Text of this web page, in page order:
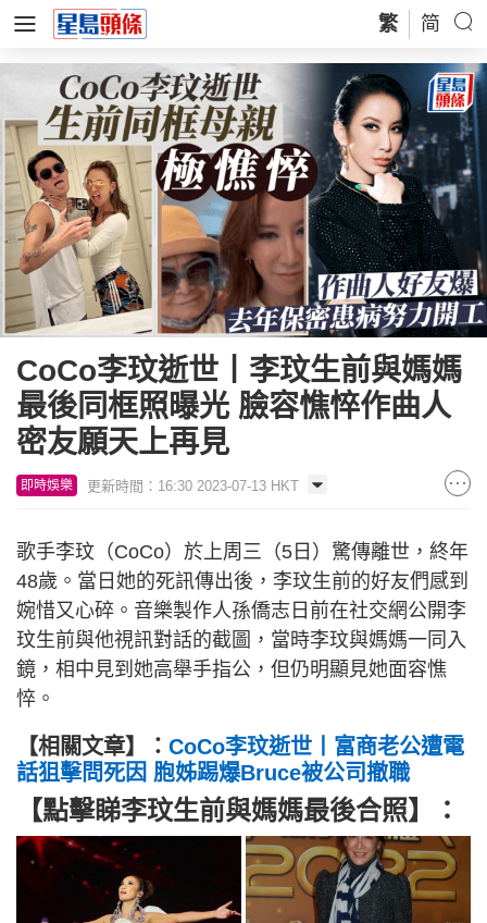
繁 简
CoCo李玟逝世丨李玟生前與媽媽
最後同框照曝光 臉容憔悴作曲人
密友願天上再見
即時娛樂 更新時間：16:30 2023-07-13 HKT
歌手李玟（CoCo）於上周三（5日）驚傳離世，終年
48歲。當日她的死訊傳出後，李玟生前的好友們感到
婉惜又心碎。音樂製作人孫僑志日前在社交網公開李
玟生前與他視訊對話的截圖，當時李玟與媽媽一同入
鏡，相中見到她高舉手指公，但仍明顯見她面容憔
悴。
【相關文章】： CoCo李玟逝世丨富商老公遭電
話狙擊問死因 胞姊踢爆Bruce被公司撤職
【點擊睇李玟生前與媽媽最後合照】：